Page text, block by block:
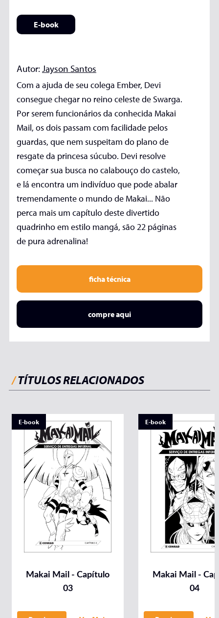
E-book
Autor:Jayson Santos
Com a ajuda de seu colega Ember, Devi
consegue chegar no reino celeste de Swarga.
Por serem funcionários da conhecida Makai
Mail, os dois passam com facilidade pelos
guardas, que nem suspeitam do plano de
resgate da princesa súcubo. Devi resolve
começar sua busca no calabouço do castelo,
e lá encontra um indivíduo que pode abalar
tremendamente o mundo de Makai... Não
perca mais um capítulo deste divertido
quadrinho em estilo mangá, são 22 páginas
de pura adrenalina!
ficha técnica
compre aqui
/TÍTULOS RELACIONADOS
E-book
Makai Mail - Capítulo
03
E-book
Makai Mail -
04